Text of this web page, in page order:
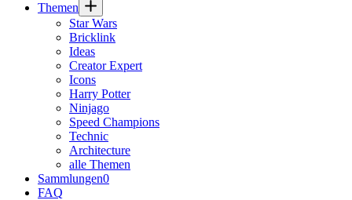
Themen
Star Wars
Bricklink
Ideas
Creator Expert
Icons
Harry Potter
Ninjago
Speed Champions
Technic
Architecture
alle Themen
Sammlungen0
FAQ